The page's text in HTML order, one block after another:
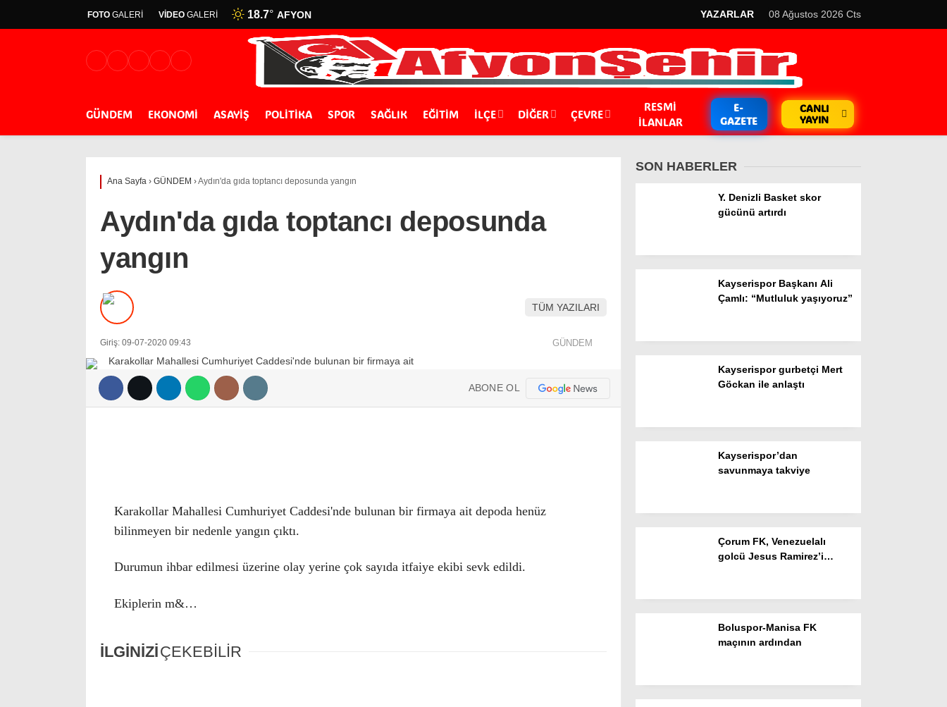
EKONOMİ
Namaz Vakitleri
Nöbetçi Eczaneler
SPOR
Magazin
Hava Durumu
Künye
Teknoloji
FOTO GALERİ VİDEO GALERİ 18.7° AFYON YAZARLAR 08 Ağustos 2026 Cts
GÜNDEM EKONOMİ ASAYİŞ POLİTİKA SPOR SAĞLIK EĞİTİM İLÇE DIĞER ÇEVRE
RESMI
İLANLAR
E-
GAZETE
CANLI
YAYIN
Ana Sayfa › GÜNDEM ›Aydın'da gıda toptancı deposunda yangın
Aydın'da gıda toptancı deposunda
yangın
TÜM YAZILARI
Giriş: 09-07-2020 09:43 GÜNDEM
ABONE OL
Karakollar Mahallesi Cumhuriyet Caddesi'nde bulunan bir firmaya ait depoda henüz
bilinmeyen bir nedenle yangın çıktı.
Durumun ihbar edilmesi üzerine olay yerine çok sayıda itfaiye ekibi sevk edildi.
Ekiplerin m&…
İLGİNİZİÇEKEBİLİR
SON HABERLER
Y. Denizli Basket skor
gücünü artırdı
Kayserispor Başkanı Ali
Çamlı: “Mutluluk yaşıyoruz”
Kayserispor gurbetçi Mert
Göckan ile anlaştı
Kayserispor’dan
savunmaya takviye
Çorum FK, Venezuelalı
golcü Jesus Ramirez’i
Boluspor-Manisa FK
maçının ardından